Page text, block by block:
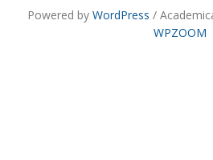
Powered by WordPress /
WPZOOM